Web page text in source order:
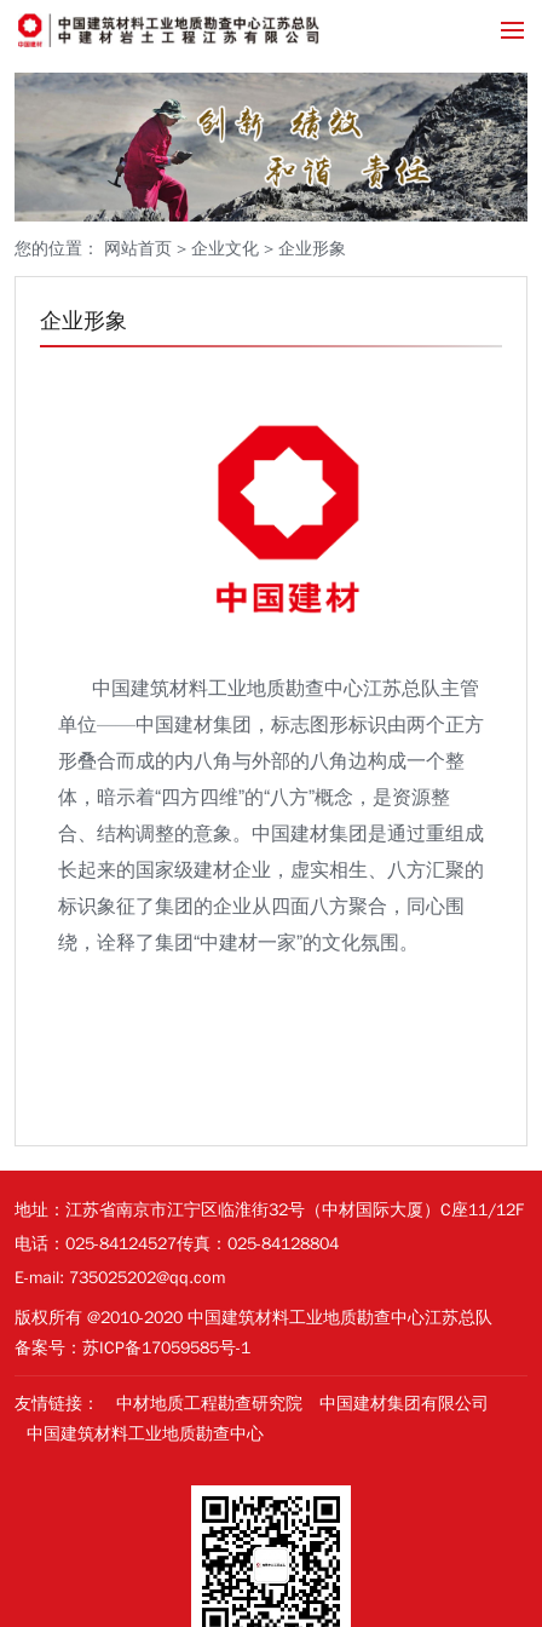
您的位置： 网站首页 > 企业文化 > 企业形象
企业形象
中国建筑材料工业地质勘查中心江苏总队主管
单位——中国建材集团，标志图形标识由两个正方
形叠合而成的内八角与外部的八角边构成一个整
体，暗示着“四方四维”的“八方”概念，是资源整
合、结构调整的意象。中国建材集团是通过重组成
长起来的国家级建材企业，虚实相生、八方汇聚的
标识象征了集团的企业从四面八方聚合，同心围
绕，诠释了集团“中建材一家”的文化氛围。
地址：江苏省南京市江宁区临淮街32号（中材国际大厦）C座11/12F
电话：025-84124527传真：025-84128804
E-mail: 735025202@qq.com
版权所有 @2010-2020 中国建筑材料工业地质勘查中心江苏总队
备案号：苏ICP备17059585号-1
友情链接： 中材地质工程勘查研究院
中国建材集团有限公司
中国建筑材料工业地质勘查中心